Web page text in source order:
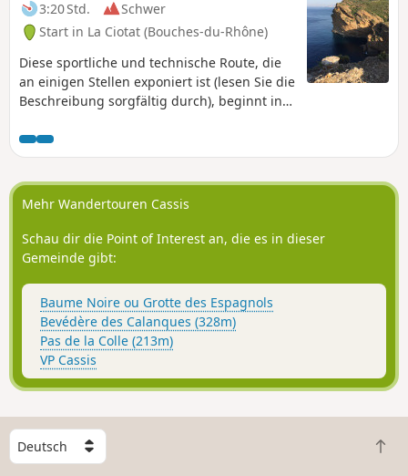
3:20 Std.
Schwer
Start in La Ciotat (Bouches-du-Rhône)
Diese sportliche und technische Route, die
an einigen Stellen exponiert ist (lesen Sie die
Beschreibung sorgfältig durch), beginnt in
an einen Teil der Falaises Soubeyranes
zwischen Notre-Dame de la Garde und dem
Sémaphore du Bec de l'Aigle heran. Sie
werden die Besonderheit dieser Klippen
und Kalkstein bestehen. Auf dem Rückweg
durchqueren Sie alte Terrassenfelder und
über eine kleine Straße wieder zu Ihrem
Ausgangspunkt gelangen. Siehe Kapitel:
Praktische Informationen zum (4)
Mehr Wandertouren Cassis
Schau dir die Point of Interest an, die es in dieser
Gemeinde gibt:
Baume Noire ou Grotte des Espagnols
Bevédère des Calanques (328m)
Pas de la Colle (213m)
VP Cassis
W
ä
Z